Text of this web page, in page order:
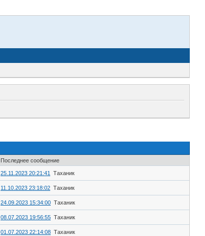
Последнее сообщение
25.11.2023 20:21:41 Таханик
11.10.2023 23:18:02 Таханик
24.09.2023 15:34:00 Таханик
08.07.2023 19:56:55 Таханик
01.07.2023 22:14:08 Таханик